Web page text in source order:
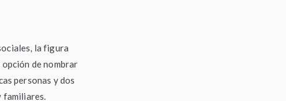
la figura
opción de nombrar
personas y dos
familiares.